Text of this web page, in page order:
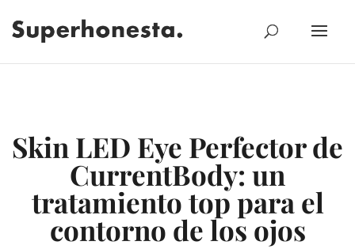
Skin LED Eye Perfector de
CurrentBody: un
tratamiento top para el
contorno de los ojos